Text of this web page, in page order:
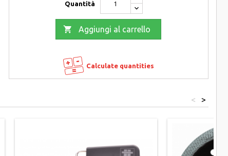
Quantità
 Aggiungi al carrello
Calculate quantities
>
<